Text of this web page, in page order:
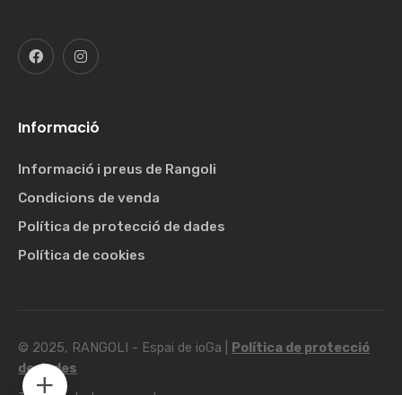
Informació
Informació i preus de Rangoli
Condicions de venda
Política de protecció de dades
Política de cookies
© 2025, RANGOLI - Espai de ioGa |
Política de protecció
de dades